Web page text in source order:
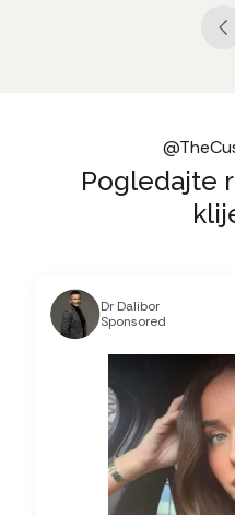
Pogledajte
Dr Dalibor
Sponsored